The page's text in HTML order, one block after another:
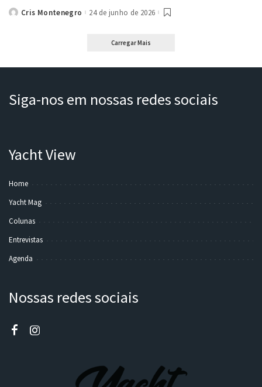
PostedCris Montenegro 24 de junho de 2026
Carregar Mais
Siga-nos em nossas redes sociais
Yacht View
Home
Yacht Mag
Colunas
Entrevistas
Agenda
Nossas redes sociais